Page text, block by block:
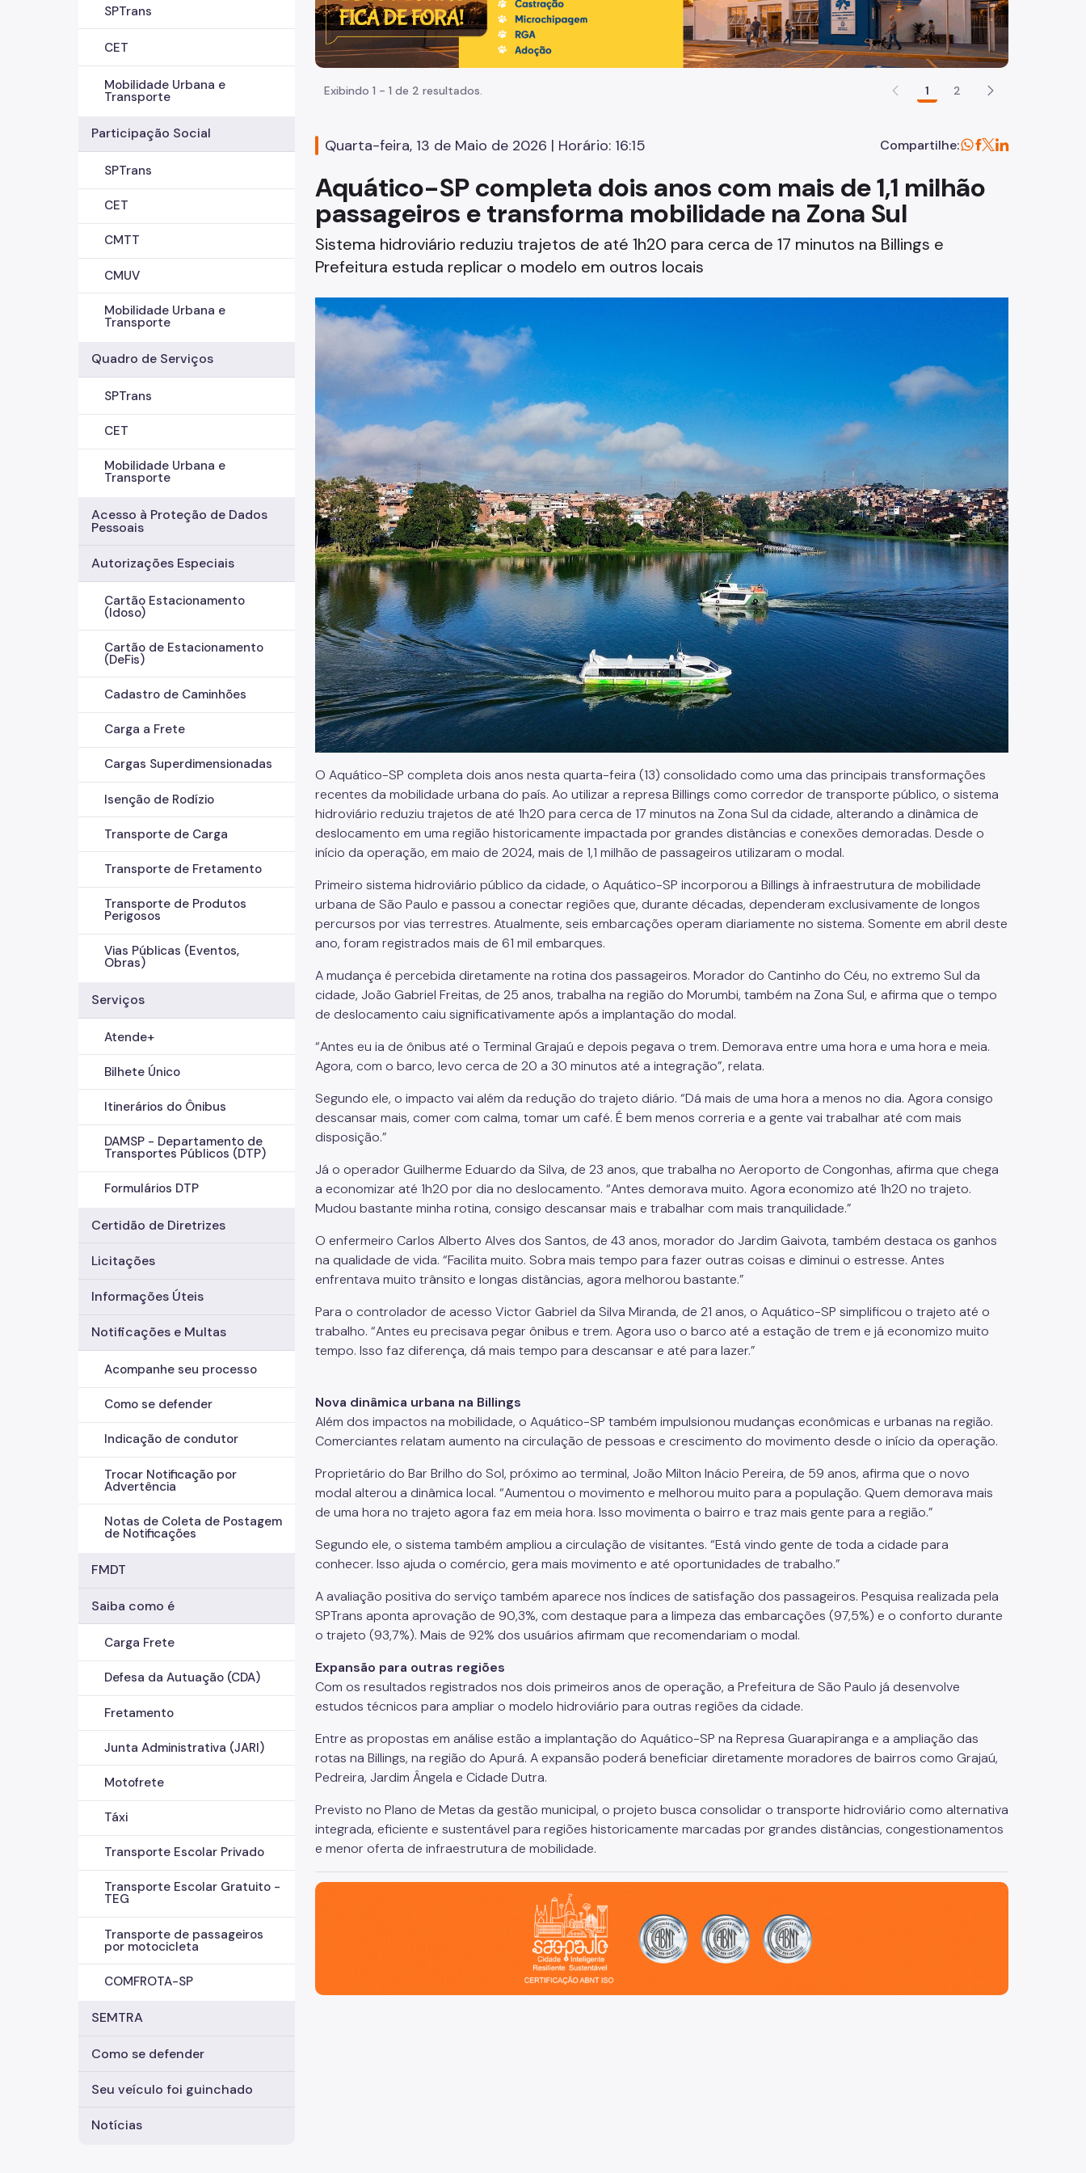
SPTrans
CET
Mobilidade Urbana e
Transporte
Participação Social
SPTrans
CET
CMTT
CMUV
Mobilidade Urbana e
Transporte
Quadro de Serviços
SPTrans
CET
Mobilidade Urbana e
Transporte
Acesso à Proteção de Dados
Pessoais
Autorizações Especiais
Cartão Estacionamento
(Idoso)
Cartão de Estacionamento
(DeFis)
Cadastro de Caminhões
Carga a Frete
Cargas Superdimensionadas
Isenção de Rodízio
Transporte de Carga
Transporte de Fretamento
Transporte de Produtos
Perigosos
Vias Públicas (Eventos,
Obras)
Serviços
Atende+
Bilhete Único
Itinerários do Ônibus
DAMSP - Departamento de
Transportes Públicos (DTP)
Formulários DTP
Certidão de Diretrizes
Licitações
Informações Úteis
Notificações e Multas
Acompanhe seu processo
Como se defender
Indicação de condutor
Trocar Notificação por
Advertência
Notas de Coleta de Postagem
de Notificações
FMDT
Saiba como é
Carga Frete
Defesa da Autuação (CDA)
Fretamento
Junta Administrativa (JARI)
Motofrete
Táxi
Transporte Escolar Privado
Transporte Escolar Gratuito -
TEG
Transporte de passageiros
por motocicleta
COMFROTA-SP
SEMTRA
Como se defender
Seu veículo foi guinchado
Notícias
Exibindo 1 - 1 de 2 resultados. 1 2
Quarta-feira, 13 de Maio de 2026 | Horário: 16:15 Compartilhe:
Aquático-SP completa dois anos com mais de 1,1 milhão
passageiros e transforma mobilidade na Zona Sul
Sistema hidroviário reduziu trajetos de até 1h20 para cerca de 17 minutos na Billings e
Prefeitura estuda replicar o modelo em outros locais
O Aquático-SP completa dois anos nesta quarta-feira (13) consolidado como uma das principais transformações
recentes da mobilidade urbana do país. Ao utilizar a represa Billings como corredor de transporte público, o sistema
hidroviário reduziu trajetos de até 1h20 para cerca de 17 minutos na Zona Sul da cidade, alterando a dinâmica de
deslocamento em uma região historicamente impactada por grandes distâncias e conexões demoradas. Desde o
início da operação, em maio de 2024, mais de 1,1 milhão de passageiros utilizaram o modal.
Primeiro sistema hidroviário público da cidade, o Aquático-SP incorporou a Billings à infraestrutura de mobilidade
urbana de São Paulo e passou a conectar regiões que, durante décadas, dependeram exclusivamente de longos
percursos por vias terrestres. Atualmente, seis embarcações operam diariamente no sistema. Somente em abril deste
ano, foram registrados mais de 61 mil embarques.
A mudança é percebida diretamente na rotina dos passageiros. Morador do Cantinho do Céu, no extremo Sul da
cidade, João Gabriel Freitas, de 25 anos, trabalha na região do Morumbi, também na Zona Sul, e afirma que o tempo
de deslocamento caiu significativamente após a implantação do modal.
“Antes eu ia de ônibus até o Terminal Grajaú e depois pegava o trem. Demorava entre uma hora e uma hora e meia.
Agora, com o barco, levo cerca de 20 a 30 minutos até a integração”, relata.
Segundo ele, o impacto vai além da redução do trajeto diário. “Dá mais de uma hora a menos no dia. Agora consigo
descansar mais, comer com calma, tomar um café. É bem menos correria e a gente vai trabalhar até com mais
disposição.”
Já o operador Guilherme Eduardo da Silva, de 23 anos, que trabalha no Aeroporto de Congonhas, afirma que chega
a economizar até 1h20 por dia no deslocamento. “Antes demorava muito. Agora economizo até 1h20 no trajeto.
Mudou bastante minha rotina, consigo descansar mais e trabalhar com mais tranquilidade.”
O enfermeiro Carlos Alberto Alves dos Santos, de 43 anos, morador do Jardim Gaivota, também destaca os ganhos
na qualidade de vida. “Facilita muito. Sobra mais tempo para fazer outras coisas e diminui o estresse. Antes
enfrentava muito trânsito e longas distâncias, agora melhorou bastante.”
Para o controlador de acesso Victor Gabriel da Silva Miranda, de 21 anos, o Aquático-SP simplificou o trajeto até o
trabalho. “Antes eu precisava pegar ônibus e trem. Agora uso o barco até a estação de trem e já economizo muito
tempo. Isso faz diferença, dá mais tempo para descansar e até para lazer.”
Nova dinâmica urbana na Billings
Além dos impactos na mobilidade, o Aquático-SP também impulsionou mudanças econômicas e urbanas na região.
Comerciantes relatam aumento na circulação de pessoas e crescimento do movimento desde o início da operação.
Proprietário do Bar Brilho do Sol, próximo ao terminal, João Milton Inácio Pereira, de 59 anos, afirma que o novo
modal alterou a dinâmica local. “Aumentou o movimento e melhorou muito para a população. Quem demorava mais
de uma hora no trajeto agora faz em meia hora. Isso movimenta o bairro e traz mais gente para a região.”
Segundo ele, o sistema também ampliou a circulação de visitantes. “Está vindo gente de toda a cidade para
conhecer. Isso ajuda o comércio, gera mais movimento e até oportunidades de trabalho.”
A avaliação positiva do serviço também aparece nos índices de satisfação dos passageiros. Pesquisa realizada pela
SPTrans aponta aprovação de 90,3%, com destaque para a limpeza das embarcações (97,5%) e o conforto durante
o trajeto (93,7%). Mais de 92% dos usuários afirmam que recomendariam o modal.
Expansão para outras regiões
Com os resultados registrados nos dois primeiros anos de operação, a Prefeitura de São Paulo já desenvolve
estudos técnicos para ampliar o modelo hidroviário para outras regiões da cidade.
Entre as propostas em análise estão a implantação do Aquático-SP na Represa Guarapiranga e a ampliação das
rotas na Billings, na região do Apurá. A expansão poderá beneficiar diretamente moradores de bairros como Grajaú,
Pedreira, Jardim Ângela e Cidade Dutra.
Previsto no Plano de Metas da gestão municipal, o projeto busca consolidar o transporte hidroviário como alternativa
integrada, eficiente e sustentável para regiões historicamente marcadas por grandes distâncias, congestionamentos
e menor oferta de infraestrutura de mobilidade.
São Paulo, cidade inteligente, resiliente e sustentável